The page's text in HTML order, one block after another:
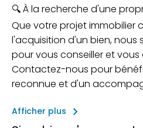
🔍 À la recherche d'une
Que votre projet immobilier
l'acquisition d'un bien,
pour vous conseiller et
Contactez-nous pour
reconnue et d'un
Afficher plus
keyboard_arrow_right